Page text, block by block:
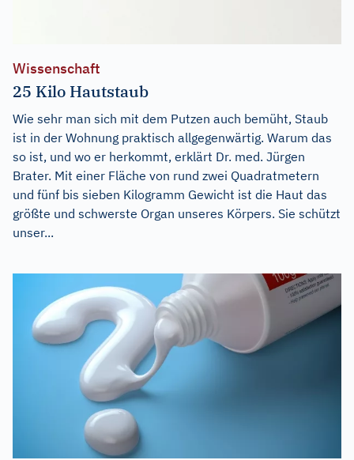
Wissenschaft
25 Kilo Hautstaub
Wie sehr man sich mit dem Putzen auch bemüht, Staub
ist in der Wohnung praktisch allgegenwärtig. Warum das
so ist, und wo er herkommt, erklärt Dr. med. Jürgen
Brater. Mit einer Fläche von rund zwei Quadratmetern
und fünf bis sieben Kilogramm Gewicht ist die Haut das
größte und schwerste Organ unseres Körpers. Sie schützt
unser...